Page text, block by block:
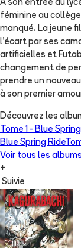
À son entrée au
féminine au
manqué. La jeune
l'écart par ses
artificielles et
changement de
prendre un
à son premier
Découvrez les
Tome 1 - Blue
Blue Spring Ride
Voir tous les albums
+
Suivie